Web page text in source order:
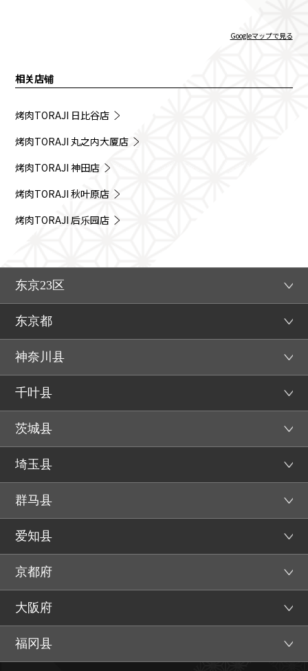
Googleマップで見る
相关店铺
烤肉TORAJI 日比谷店
烤肉TORAJI 丸之内大厦店
烤肉TORAJI 神田店
烤肉TORAJI 秋叶原店
烤肉TORAJI 后乐园店
东京23区
东京都
神奈川县
千叶县
茨城县
埼玉县
群马县
爱知县
京都府
大阪府
福冈县